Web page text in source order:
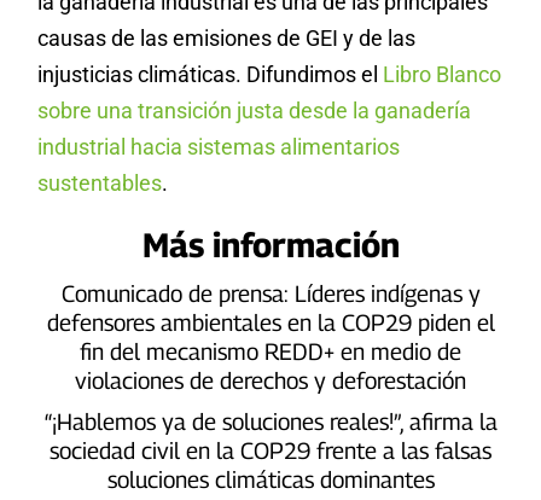
causas de las emisiones de GEI y de las
injusticias climáticas. Difundimos el Libro Blanco
sobre una transición justa desde la ganadería
industrial hacia sistemas alimentarios
sustentables.
Más información
Comunicado de prensa: Líderes indígenas y
defensores ambientales en la COP29 piden el
fin del mecanismo REDD+ en medio de
violaciones de derechos y deforestación
“¡Hablemos ya de soluciones reales!”, afirma la
sociedad civil en la COP29 frente a las falsas
soluciones climáticas dominantes